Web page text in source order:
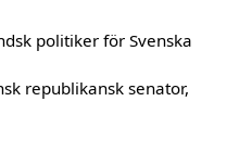
politiker för Svenska
republikansk senator,